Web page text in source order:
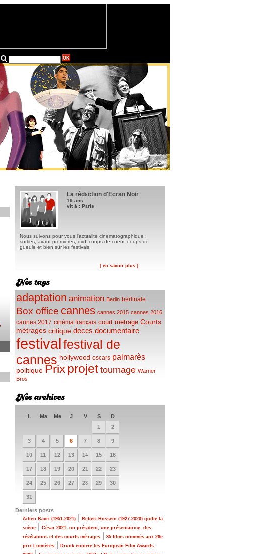
La rédaction d'Ecran Noir
19 ans
vit à : Paris
Nous suivons pour vous l'actualité cinématographique :
sorties, avant-premières, dvd, coups de coeur, coups de
gueule et bien sûr les festivals.
[ en savoir plus ]
adaptation animation Berlin berlinale
Box office cannes cannes 2015 cannes 2016
cannes 2017 cinéma français court metrage Courts
métrages critique deces documentaire
festivalfestival de
cannes hollywood oscars palmarès
politique Prixprojet tournage Warner
Bros
L Ma Me J V S
D
1
2
3 4 5 6 7 8 9
10 11 12 13 14 15 16
17 18 19 20 21 22 23
24 25 26 27 28 29 30
31
Derniers posts
Adieu Bacri (1951-2021)
Robert Hossein (1927-2020) quitte la
scène
César 2021: un président, une présentatrice, des
révélations et des courts métrages
35 films nommés aux 26e
prix Lumières
Drunk ennivre les European Film Awards